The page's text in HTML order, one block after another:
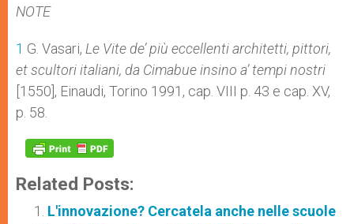
NOTE
1 G. Vasari, Le Vite de’ più eccellenti architetti, pittori,
et scultori italiani, da Cimabue insino a’ tempi nostri
[1550], Einaudi, Torino 1991, cap. VIII p. 43 e cap. XV,
p. 58.
Related Posts:
L'innovazione? Cercatela anche nelle scuole